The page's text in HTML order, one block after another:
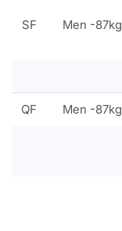
SF Men -87kg
QF Men -87kg